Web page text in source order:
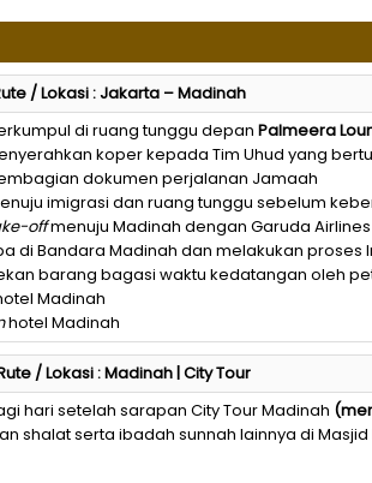
/ Lokasi : Jakarta – Madinah
di ruang tunggu depan Palmeera
koper kepada Tim Uhud yang
dokumen perjalanan Jamaah
imigrasi dan ruang tunggu sebelum
offmenuju Madinah dengan Garuda
di Bandara Madinah dan melakukan proses
barang bagasi waktu kedatangan oleh
Madinah
hotel Madinah
/ Lokasi : Madinah | City Tour
hari setelah sarapan City Tour Madinah (
shalat serta ibadah sunnah lainnya di